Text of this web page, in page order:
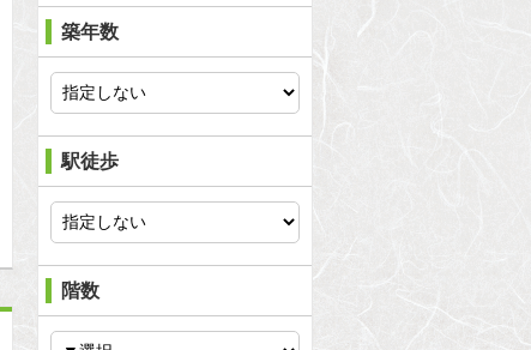
合わせ
合わせ
築年数
駅徒歩
階数